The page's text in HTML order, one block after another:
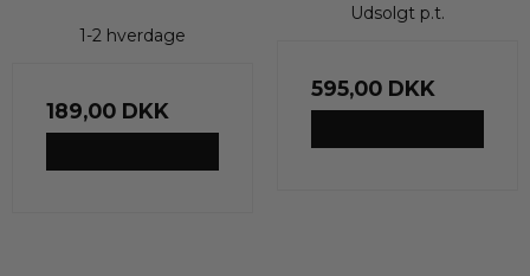
1-2 hverdage
189,00 DKK
Udsolgt p.t.
595,00 DKK